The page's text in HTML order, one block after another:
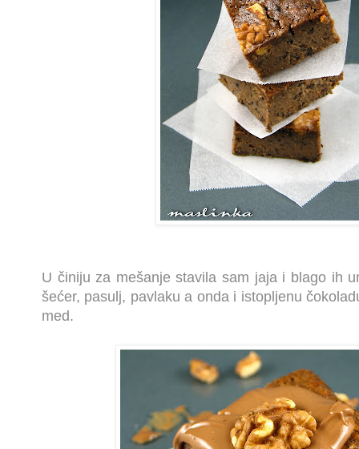
U činiju za mešanje stavila sam jaja i blago ih
šećer, pasulj, pavlaku a onda i istopljenu
med.